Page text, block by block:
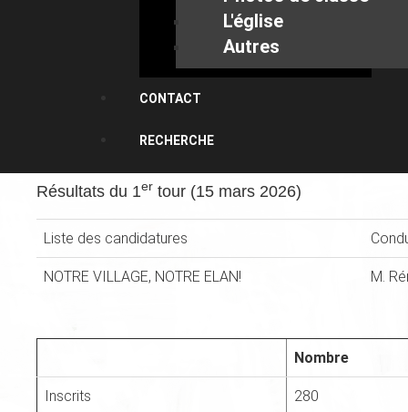
L'église
Autres
CONTACT
RECHERCHE
Résultats du 1er tour (15 mars 2026)
Liste des candidatures
NOTRE VILLAGE, NOTRE ELAN! M.
Nombre
Inscrits 280